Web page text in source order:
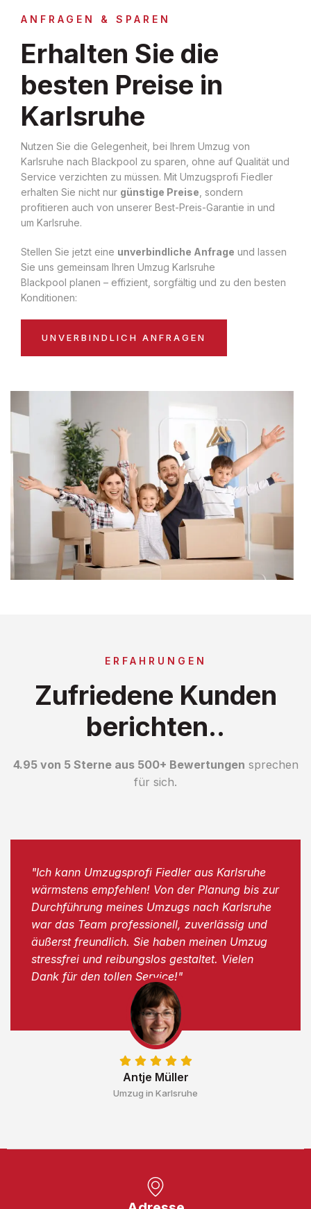
ANFRAGEN & SPAREN
Erhalten Sie die
besten Preise in
Karlsruhe
Nutzen Sie die Gelegenheit, bei Ihrem Umzug von
Karlsruhe nach Blackpool zu sparen, ohne auf Qualität und
Service verzichten zu müssen. Mit Umzugsprofi Fiedler
erhalten Sie nicht nur günstige Preise , sondern
profitieren auch von unserer Best-Preis-Garantie in und
um Karlsruhe.
Stellen Sie jetzt eine unverbindliche Anfrage und lassen
Sie uns gemeinsam Ihren Umzug Karlsruhe
Blackpool planen – effizient, sorgfältig und zu den besten
Konditionen:
UNVERBINDLICH ANFRAGEN
ERFAHRUNGEN
Zufriedene Kunden
berichten..
4.95 von 5 Sterne aus 500+ Bewertungen sprechen
für sich.
Antje Müller
Umzug in Karlsruhe
"Ich kann Umzugsprofi Fiedler aus Karlsruhe
wärmstens empfehlen! Von der Planung bis zur
Durchführung meines Umzugs nach Karlsruhe
war das Team professionell, zuverlässig und
äußerst freundlich. Sie haben meinen Umzug
stressfrei und reibungslos gestaltet. Vielen
Dank für den tollen Service!"